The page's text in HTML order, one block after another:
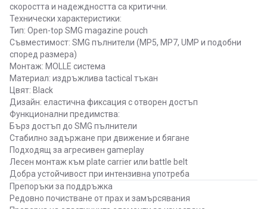
скоростта и надеждността са критични.
Технически характеристики:
Тип: Open-top SMG magazine pouch
Съвместимост: SMG пълнители (MP5, MP7, UMP и подобни
според размера)
Монтаж: MOLLE система
Материал: издръжлива tactical тъкан
Цвят: Black
Дизайн: еластична фиксация с отворен достъп
Функционални предимства:
Бърз достъп до SMG пълнители
Стабилно задържане при движение и бягане
Подходящ за агресивен gameplay
Лесен монтаж към plate carrier или battle belt
Добра устойчивост при интензивна употреба
Препоръки за поддръжка
Редовно почистване от прах и замърсявания